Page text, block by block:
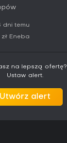
dni temu
zł Eneba
na lepszą ofertę?
Ustaw alert.
Utwórz alert